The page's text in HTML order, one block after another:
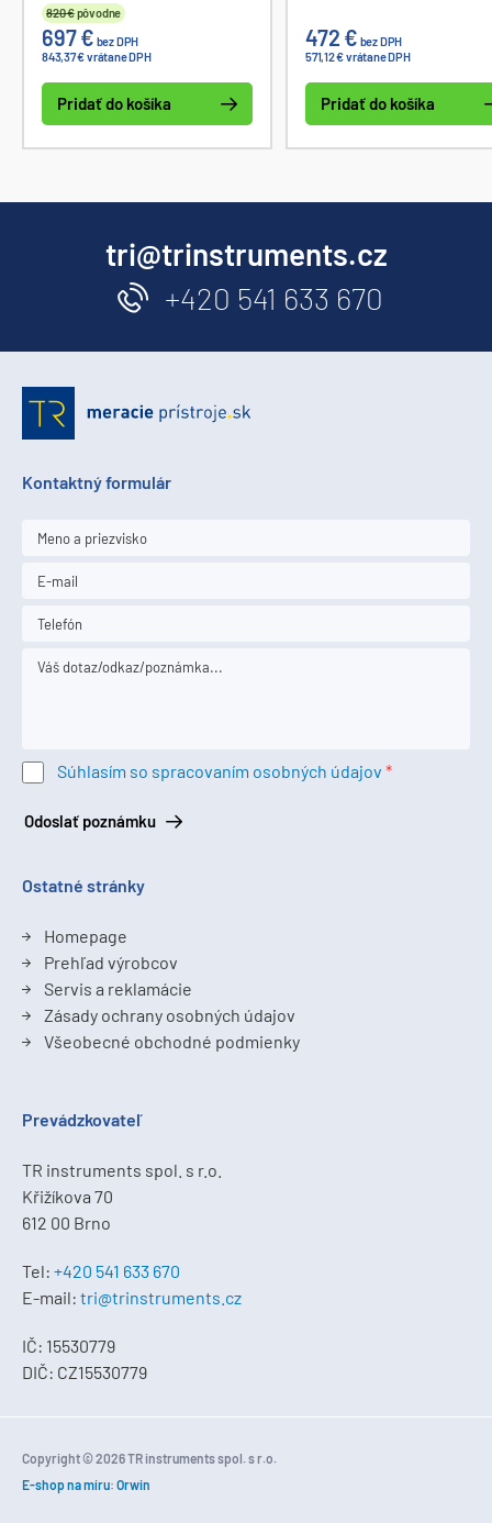
10mV / 1mA, ochrana proti
prepätiu a prehriatiu,
kombinovanie výstupov,
komunikačné rozhranie USB s
SCPI, diaľkové
programovateľné ovládanie,
Tracking mód.
820 €pôvodne
697 € bez DPH
843,37 € vrátane DPH
Pridať do košíka
použitý 4x LED displej. K
dispozícii je ovládač pre
LabView.
472 € bez DPH
571,12 € vrátane DPH
Pridať do košíka
tri@trinstruments.cz
+420 541 633 670
Kontaktný formulár
Súhlasím so spracovaním osobných údajov
Odoslať poznámku
Ostatné stránky
Homepage
Prehľad výrobcov
Servis a reklamácie
Zásady ochrany osobných údajov
Všeobecné obchodné podmienky
Prevádzkovateľ
TR instruments spol. s r.o.
Křižíkova 70
612 00 Brno
Tel: +420 541 633 670
E-mail: tri@trinstruments.cz
IČ: 15530779
DIČ: CZ15530779
Copyright © 2026 TR instruments spol. s r.o.
E-shop na míru: Orwin